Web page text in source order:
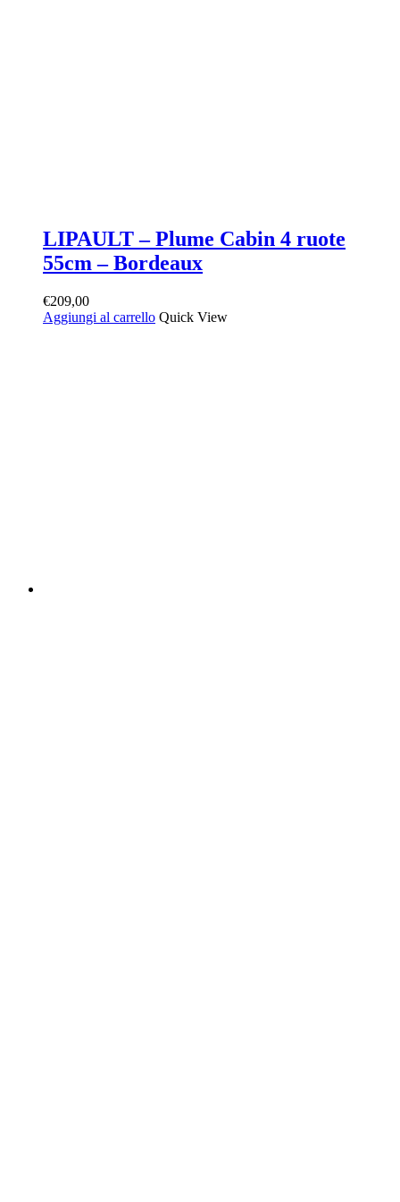
LIPAULT – Plume Cabin 4 ruote
55cm – Bordeaux
€209,00
Aggiungi al carrello Quick View